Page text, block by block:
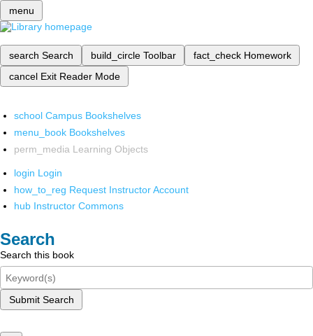
menu
search Search build_circle Toolbar fact_check Homework
cancel Exit Reader Mode
school Campus Bookshelves
menu_book Bookshelves
perm_media Learning Objects
login Login
how_to_reg Request Instructor Account
hub Instructor Commons
Search
Search this book
Submit Search